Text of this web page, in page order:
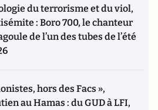
du terrorisme et du viol,
: Boro 700, le chanteur
de l’un des tubes de l’été
hors des Facs »,
au Hamas : du GUD à LFI,